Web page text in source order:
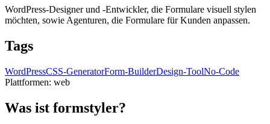
WordPress-Designer und -Entwickler, die Formulare visuell stylen
möchten, sowie Agenturen, die Formulare für Kunden anpassen.
Tags
WordPressCSS-GeneratorForm-BuilderDesign-ToolNo-Code
Plattformen: web
Was ist formstyler?